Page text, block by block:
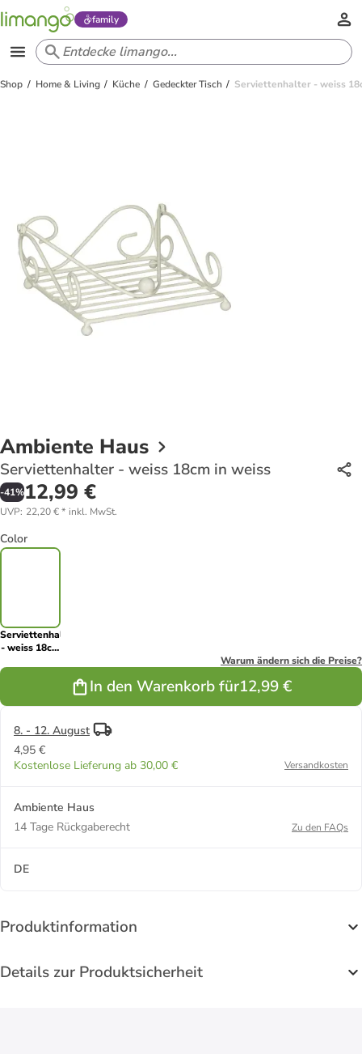
family
Shop Home & Living Küche Gedeckter Tisch Serviettenhalter - weiss
Ambiente Haus
Serviettenhalter - weiss 18cm in weiss
-41%12,99 €
UVP: 22,20 €* inkl. MwSt.
Color
Serviettenhalter
- weiss 18cm
Warum ändern sich die Preise?
In den Warenkorb für12,99 €
8. - 12. August
4,95 €
Kostenlose Lieferung ab 30,00 €
Versandkosten
Ambiente Haus
14 Tage Rückgaberecht
Zu den FAQs
DE
Produktinformation
Details zur Produktsicherheit